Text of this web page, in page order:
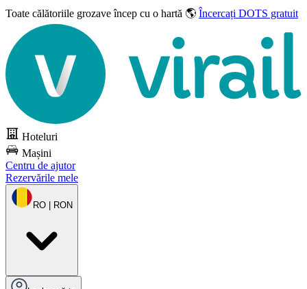
Toate călătoriile grozaveîncep cu o hartă 🌎 Încercați DOTS gratuit
Hoteluri
Mașini
Centru de ajutor
Rezervările mele
RO | RON